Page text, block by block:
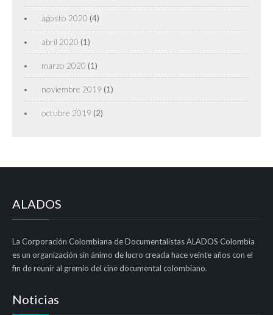
agosto 2020 (4)
abril 2020 (1)
marzo 2020 (1)
noviembre 2019 (1)
octubre 2019 (2)
ALADOS
La Corporación Colombiana de Documentalistas ALADOS Colombia
es un organización sin ánimo de lucro creada hace veinte años con el
fin de reunir al gremio del cine documental colombiano.
Noticias